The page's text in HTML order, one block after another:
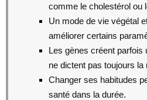
comme le cholestérol ou
Un mode de vie végétal
améliorer certains
Les gènes créent parfois
ne dictent pas toujours la
Changer ses habitudes
santé dans la durée.